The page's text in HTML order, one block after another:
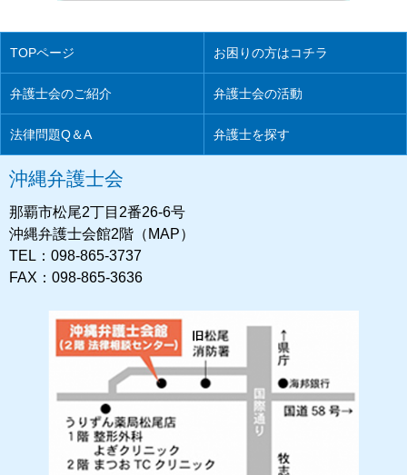
TOPページ お困りの方はコチラ
弁護士会のご紹介 弁護士会の活動
法律問題Q＆A 弁護士を探す
沖縄弁護士会
那覇市松尾2丁目2番26-6号
沖縄弁護士会館2階（MAP）
TEL：098-865-3737
FAX：098-865-3636